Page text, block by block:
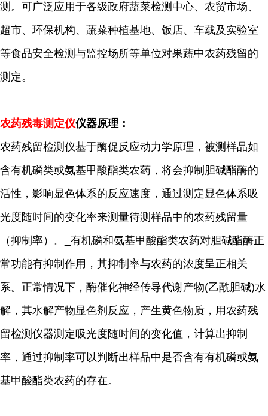
测。可广泛应用于各级政府蔬菜检测中心、农贸市场、
超市、环保机构、蔬菜种植基地、饭店、车载及实验室
等食品安全检测与监控场所等单位对果蔬中农药残留的
测定。
农药残毒测定仪仪器原理：
农药残留检测仪基于酶促反应动力学原理，被测样品如
含有机磷类或氨基甲酸酯类农药，将会抑制胆碱酯酶的
活性，影响显色体系的反应速度，通过测定显色体系吸
光度随时间的变化率来测量待测样品中的农药残留量
（抑制率）。
有机磷和氨基甲酸酯类农药对胆碱酯酶正
常功能有抑制作用，其抑制率与农药的浓度呈正相关
系。正常情况下，酶催化神经传导代谢产物(乙酰胆碱)水
解，其水解产物显色剂反应，产生黄色物质，用农药残
留检测仪器测定吸光度随时间的变化值，计算出抑制
率，通过抑制率可以判断出样品中是否含有有机磷或氨
基甲酸酯类农药的存在。